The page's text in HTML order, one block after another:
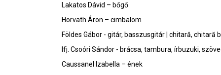
Lakatos Dávid – bőgő
Horvath Áron – cimbalom
Földes Gábor - gitár, basszusgitár | chitară, chitară
Ifj. Csoóri Sándor - brácsa, tambura, írbuzuki,
Caussanel Izabella – ének